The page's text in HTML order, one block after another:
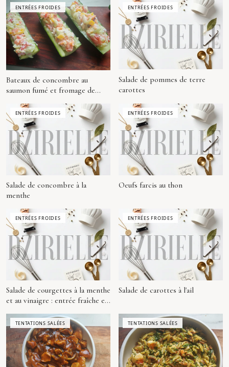
ENTRÉES FROIDES
Bateaux de concombre au
saumon fumé et fromage de
ENTRÉES FROIDES
Salade de pommes de terre
carottes
ENTRÉES FROIDES
Salade de concombre à la
menthe
ENTRÉES FROIDES
Oeufs farcis au thon
ENTRÉES FROIDES
Salade de courgettes à la menthe
et au vinaigre : entrée fraîche et
ENTRÉES FROIDES
Salade de carottes à l'ail
TENTATIONS SALÉES TENTATIONS SALÉES